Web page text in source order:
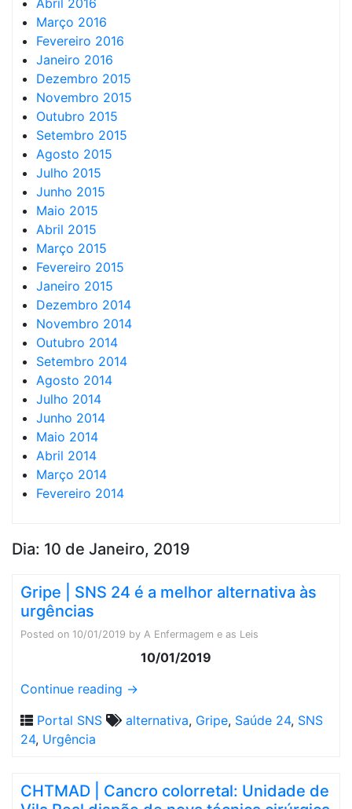
Abril 2016
Março 2016
Fevereiro 2016
Janeiro 2016
Dezembro 2015
Novembro 2015
Outubro 2015
Setembro 2015
Agosto 2015
Julho 2015
Junho 2015
Maio 2015
Abril 2015
Março 2015
Fevereiro 2015
Janeiro 2015
Dezembro 2014
Novembro 2014
Outubro 2014
Setembro 2014
Agosto 2014
Julho 2014
Junho 2014
Maio 2014
Abril 2014
Março 2014
Fevereiro 2014
Dia: 10 de Janeiro, 2019
Gripe | SNS 24 é a melhor alternativa às
urgências
Posted on 10/01/2019 by A Enfermagem e as Leis
10/01/2019
Continue reading →
Portal SNS
alternativa, Gripe, Saúde 24, SNS
24, Urgência
CHTMAD | Cancro colorretal: Unidade de